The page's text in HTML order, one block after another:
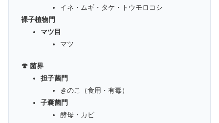
イネ・ムギ・タケ・トウモロコシ
裸子植物門
マツ目
マツ
🍄 菌界
担子菌門
きのこ（食用・有毒）
子嚢菌門
酵母・カビ